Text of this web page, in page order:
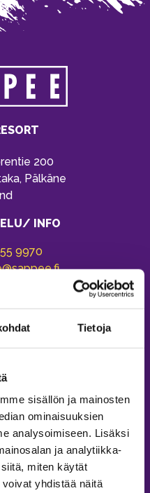
Tietoja
sisällön ja mainosten
ominaisuuksien
analysoimiseen. Lisäksi
ja analytiikka-
miten käytät
yhdistää näitä
200
Pälkäne
INFO
9970